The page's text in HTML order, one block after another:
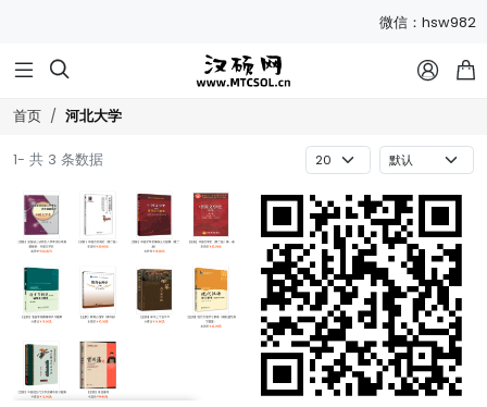
微信：hsw982
  
首页 河北大学
1- 共 3 条数据